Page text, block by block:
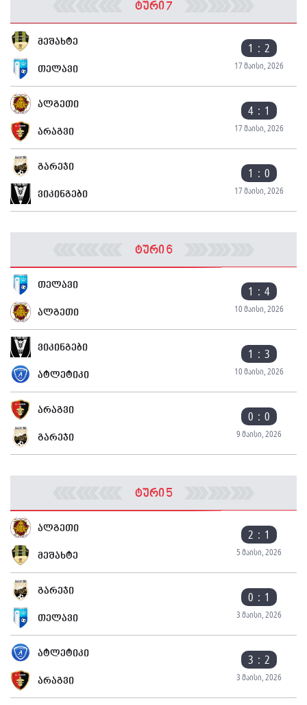
ტური 7
მეშახტე 1 : 2
17 მაისი, 2026
თელავი
ალგეთი 4 : 1
17 მაისი, 2026
არაგვი
გარეჯი 1 : 0
17 მაისი, 2026
ვიკინგები
ტური 6
თელავი 1 : 4
10 მაისი, 2026
ალგეთი
ვიკინგები 1 : 3
10 მაისი, 2026
ატლეტიკი
არაგვი 0 : 0
9 მაისი, 2026
გარეჯი
ტური 5
ალგეთი 2 : 1
5 მაისი, 2026
მეშახტე
გარეჯი 0 : 1
3 მაისი, 2026
თელავი
ატლეტიკი 3 : 2
3 მაისი, 2026
არაგვი